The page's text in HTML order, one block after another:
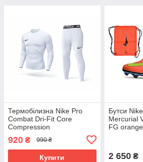
Термобілизна Nike Pro
Combat Dri-Fit Core
Compression
920 ₴ 990 ₴
Купити
Бутси
Mercurial
FG
2 650₴